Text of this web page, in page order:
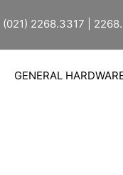
(021) 2268.3317 |
GENERAL